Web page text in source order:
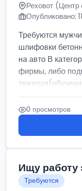
Реховот (Центр
Опубликовано:
Требуются
шлифовки
на авто В
фирмы, либо
0 просмотров
Ищу работу
Требуются